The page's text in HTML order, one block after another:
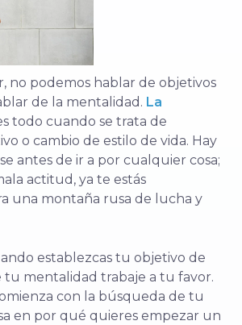
no podemos hablar de objetivos
de la mentalidad. La
todo cuando se trata de
o cambio de estilo de vida. Hay
antes de ir a por cualquier cosa;
actitud, ya te estás
una montaña rusa de lucha y
establezcas tu objetivo de
tu mentalidad trabaje a tu favor.
con la búsqueda de tu
en por qué quieres empezar un